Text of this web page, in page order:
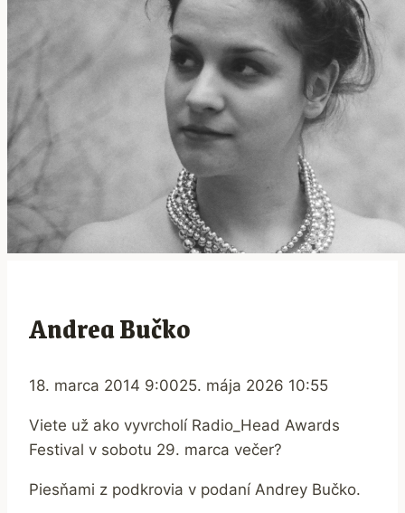
Andrea Bučko
18. marca 2014 9:0025. mája 2026 10:55
Viete už ako vyvrcholí Radio_Head Awards
Festival v sobotu 29. marca večer?
Piesňami z podkrovia v podaní Andrey Bučko.